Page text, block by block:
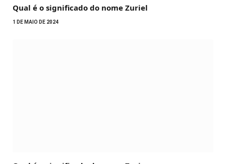
Qual é o significado do nome Zuriel
1 DE MAIO DE 2024